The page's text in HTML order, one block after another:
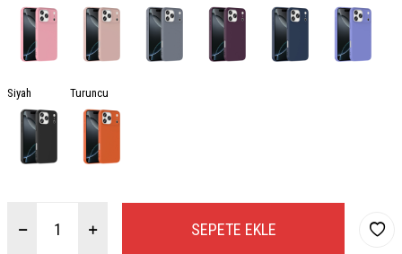
Siyah Turuncu
SEPETE EKLE